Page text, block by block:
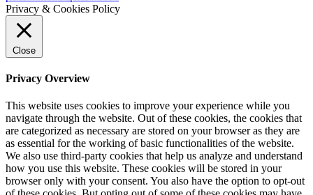
Privacy & Cookies Policy
Close
Privacy Overview
This website uses cookies to improve your experience while you
navigate through the website. Out of these cookies, the cookies that
are categorized as necessary are stored on your browser as they are
as essential for the working of basic functionalities of the website.
We also use third-party cookies that help us analyze and understand
how you use this website. These cookies will be stored in your
browser only with your consent. You also have the option to opt-out